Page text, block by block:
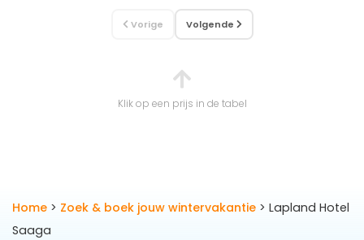
Vorige Volgende
Klik op een prijs in de tabel
Home > Zoek & boek jouw wintervakantie > Lapland Hotel
Saaga